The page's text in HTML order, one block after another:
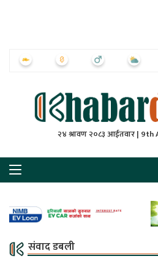
२४ श्रावण २०८३ आईतवार | 9th
संवाद डबली